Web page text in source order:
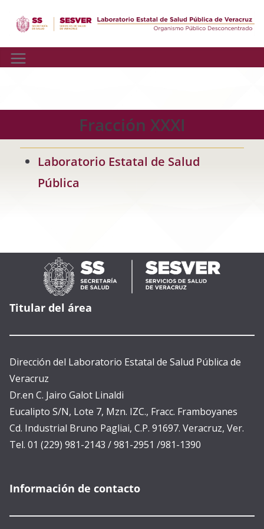
Fracción XXXI
Laboratorio Estatal de Salud
Pública
Titular del área
Dirección del Laboratorio Estatal de Salud Pública de
Veracruz
Dr.en C. Jairo Galot Linaldi
Eucalipto S/N, Lote 7, Mzn. IZC., Fracc. Framboyanes
Cd. Industrial Bruno Pagliai, C.P. 91697. Veracruz, Ver.
Tel. 01 (229) 981-2143 / 981-2951 /981-1390
Información de contacto